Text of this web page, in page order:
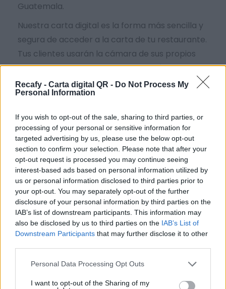
Recafy - Carta digital QR - Do Not Process My
Personal Information
If you wish to opt-out of the sale, sharing to third parties, or
processing of your personal or sensitive information for
targeted advertising by us, please use the below opt-out
section to confirm your selection. Please note that after your
opt-out request is processed you may continue seeing
interest-based ads based on personal information utilized by
us or personal information disclosed to third parties prior to
your opt-out. You may separately opt-out of the further
disclosure of your personal information by third parties on the
IAB’s list of downstream participants. This information may
also be disclosed by us to third parties on the IAB’s List of
Downstream Participants that may further disclose it to other
Please note that this website/app uses one or more Google
not limited to your visit or usage behaviour. You may click to
Personal Data Processing Opt Outs
I want to opt-out of the Sharing of my
Guatemala.
Nuestra carta digital es la forma más sencilla y
segura de acceder a la carta de tu restaurante.
Tus clientes usarán la cámara de sus propios
smartphones para leer un simple código QR sin
necesidad de instalar ninguna aplicación.
se te quedan cortas, tenemos una versión
Premium de Recafy en la que encontrarás
herramientas más avanzadas que mejorarán
mucho tu carta digital: Cartas dinámicas según
horario, pantallas de TV con tu menú, comandas,
llamador de camareros…
Por eso hemos diseñado un sistema capaz de
ayudar a tu negocio a adaptarse a las
circunstancias actuales que nuestro país está
viviendo. Contamos con una carta de servicios
que pueden ayudarte a aminorar las cargas de